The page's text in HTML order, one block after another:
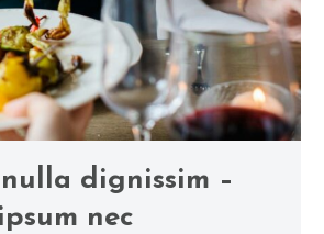
dignissim –
nec